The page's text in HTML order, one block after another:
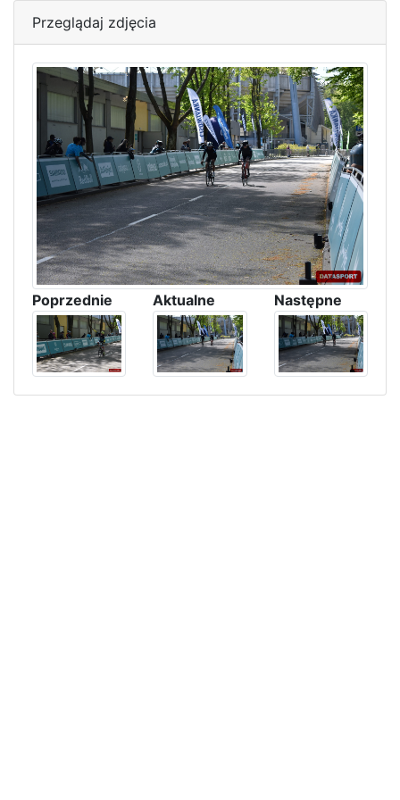
Przeglądaj zdjęcia
Poprzednie Aktualne Następne